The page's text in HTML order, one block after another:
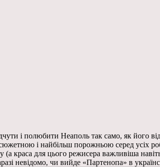
і полюбити Неаполь так само, як його
і найбільш порожньою серед усіх
(а краса для цього режисера важливіша
невідомо, чи вийде «Партенопа» в